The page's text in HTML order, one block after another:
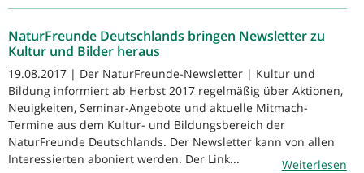
NaturFreunde Deutschlands bringen Newsletter zu
Kultur und Bilder heraus
19.08.2017 | Der NaturFreunde-Newsletter | Kultur und
Bildung informiert ab Herbst 2017 regelmäßig über Aktionen,
Neuigkeiten, Seminar-Angebote und aktuelle Mitmach-
Termine aus dem Kultur- und Bildungsbereich der
NaturFreunde Deutschlands. Der Newsletter kann von allen
Interessierten aboniert werden. Der Link...
Weiterlesen